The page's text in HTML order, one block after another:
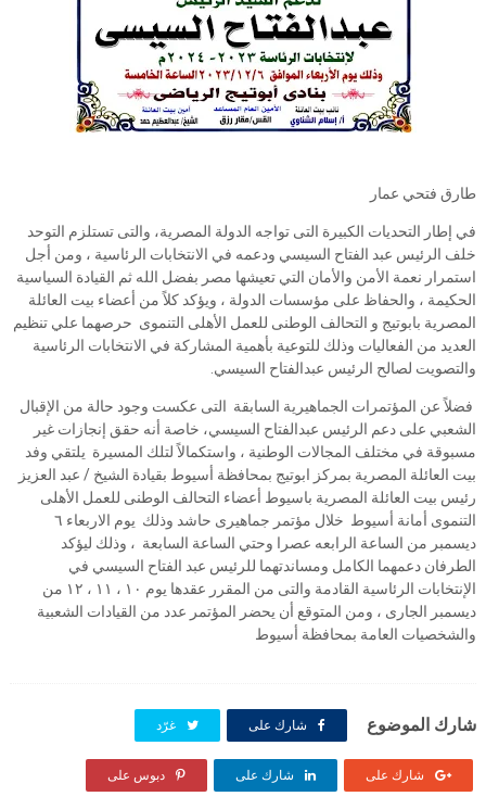
طارق فتحي عمار
في إطار التحديات الكبيرة التى تواجه الدولة المصرية، والتى تستلزم التوحد
خلف الرئيس عبد الفتاح السيسي ودعمه في الانتخابات الرئاسية ، ومن أجل
استمرار نعمة الأمن والأمان التي تعيشها مصر بفضل الله ثم القيادة السياسية
الحكيمة ، والحفاظ على مؤسسات الدولة ، ويؤكد كلاً من أعضاء بيت العائلة
المصرية بابوتيج و التحالف الوطنى للعمل الأهلى التنموى حرصهما علي تنظيم
العديد من الفعاليات وذلك للتوعية بأهمية المشاركة في الانتخابات الرئاسية
والتصويت لصالح الرئيس عبدالفتاح السيسي.
فضلاً عن المؤتمرات الجماهيرية السابقة التى عكست وجود حالة من الإقبال
الشعبي على دعم الرئيس عبدالفتاح السيسي، خاصة أنه حقق إنجازات غير
مسبوقة في مختلف المجالات الوطنية ، واستكمالاً لتلك المسيرة يلتقي وفد
بيت العائلة المصرية بمركز ابوتيج بمحافظة أسيوط بقيادة الشيخ / عبد العزيز
رئيس بيت العائلة المصرية باسيوط أعضاء التحالف الوطنى للعمل الأهلى
التنموى أمانة أسيوط خلال مؤتمر جماهيرى حاشد وذلك يوم الاربعاء ٦
ديسمبر من الساعة الرابعه عصرا وحتي الساعة السابعة ، وذلك ليؤكد
الطرفان دعمهما الكامل ومساندتهما للرئيس عبد الفتاح السيسي في
الإنتخابات الرئاسية القادمة والتى من المقرر عقدها يوم ١٠ ، ١١ ، ١٢ من
ديسمبر الجارى ، ومن المتوقع أن يحضر المؤتمر عدد من القيادات الشعبية
والشخصيات العامة بمحافظة أسيوط
شارك الموضوع شارك على غرّد
شارك على شارك على دبوس على